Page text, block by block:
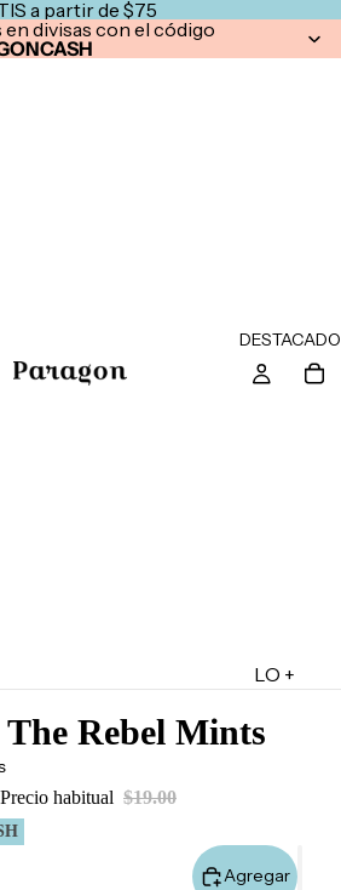
a partir de $75
en divisas con el código
DESTACADO
LO +
CADO
Sets de
Rebel Mints
Precio habitual $19.00
Agregar